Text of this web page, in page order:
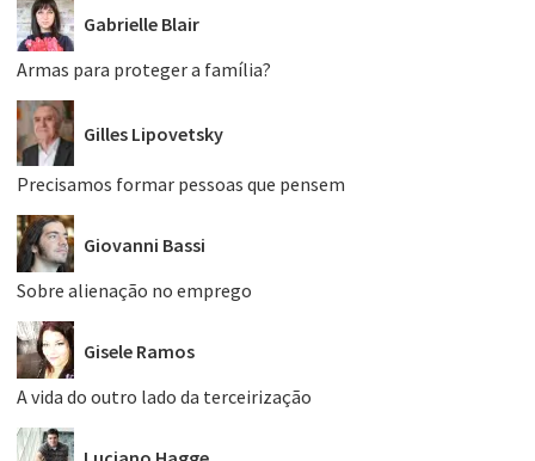
Gabrielle Blair
Armas para proteger a família?
Gilles Lipovetsky
Precisamos formar pessoas que pensem
Giovanni Bassi
Sobre alienação no emprego
Gisele Ramos
A vida do outro lado da terceirização